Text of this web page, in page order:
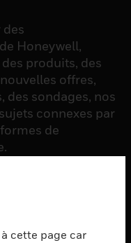
Honeywell,
produits, des
offres,
des sondages, nos
connexes par
de
cette page car